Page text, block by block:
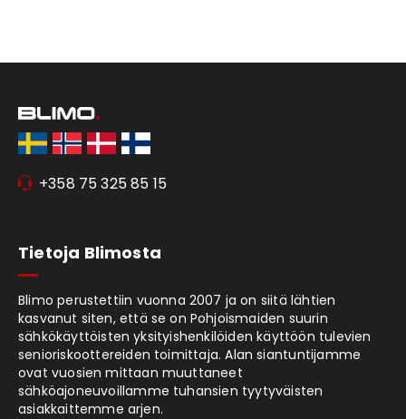
+358 75 325 85 15
Tietoja Blimosta
Blimo perustettiin vuonna 2007 ja on siitä lähtien
kasvanut siten, että se on Pohjoismaiden suurin
sähkökäyttöisten yksityishenkilöiden käyttöön tulevien
senioriskoottereiden toimittaja. Alan siantuntijamme
ovat vuosien mittaan muuttaneet
sähköajoneuvoillamme tuhansien tyytyväisten
asiakkaittemme arjen.